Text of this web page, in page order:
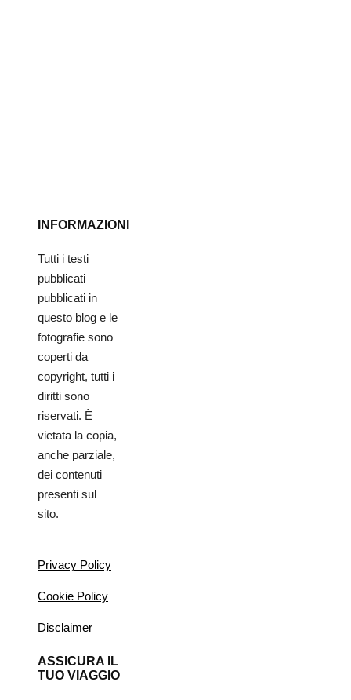
INFORMAZIONI
Tutti i testi
pubblicati
pubblicati in
questo blog e le
fotografie sono
coperti da
copyright, tutti i
diritti sono
riservati. È
vietata la copia,
anche parziale,
dei contenuti
presenti sul
sito.
– – – – –
Privacy Policy
Cookie Policy
Disclaimer
ASSICURA IL
TUO VIAGGIO